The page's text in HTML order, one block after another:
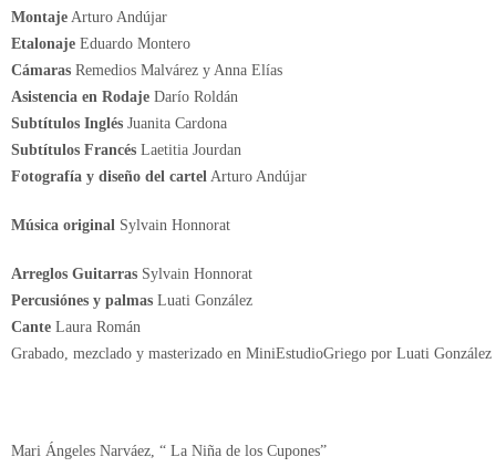
Montaje Arturo Andújar
Etalonaje Eduardo Montero
Cámaras Remedios Malvárez y Anna Elías
Asistencia en Rodaje Darío Roldán
Subtítulos Inglés Juanita Cardona
Subtítulos Francés Laetitia Jourdan
Fotografía y diseño del cartel Arturo Andújar
Música original Sylvain Honnorat
Arreglos Guitarras Sylvain Honnorat
Percusiónes y palmas Luati González
Cante Laura Román
Grabado, mezclado y masterizado en MiniEstudioGriego por Luati González
Mari Ángeles Narváez, “ La Niña de los Cupones”